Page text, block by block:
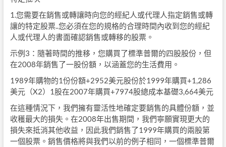
1.您需要在銷售或轉讓時向您的經紀人或代理人指定銷售或轉
讓的特定股票..您必須在您的規格的合理時間內收到您的經紀
人或代理人的書面確認銷售或轉移的股票。
示例3：隨著時間的推移，您購買了標準普爾的四股股份，但
在2008年銷售了一股份額，以涵蓋您的生活費用。
1989年購物的1份份額+2952美元股份於1999年購買+1,286
美元（X2）1股在2007年購買+7974股總成本基礎3,664美元
在這種情況下，我們擁有靈活性地確定要銷售的具體份額，並
收穫最大的損失。在2008年出售期間，我們寧願實現更大的
損失來抵消其他收益，因此我們銷售了1999年購買的兩股第
一個股票。銷售價格將與我們以前的例子相同，一個標準普爾